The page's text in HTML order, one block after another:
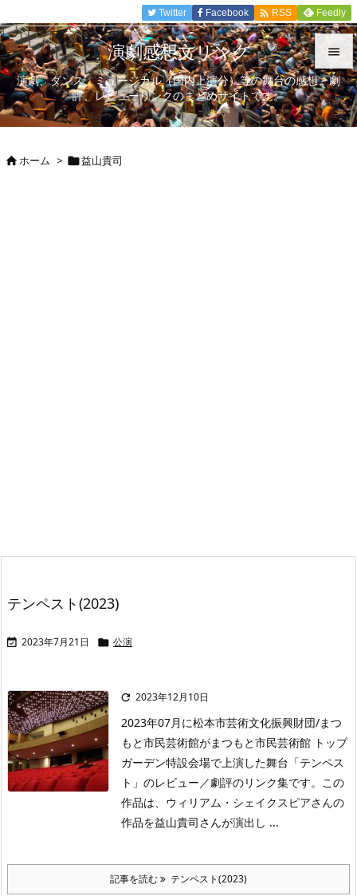


メニュ

Twitter Facebook  RSS Feedly
演劇感想文リンク
演劇、ダンス、ミュージカル（国内上演分）等の舞台の感想、劇
評、レビューリンクのまとめサイトです。
ホーム > 益山貴司
テンペスト(2023)
 2023年7月21日  公演
 2023年12月10日
2023年07月に松本市芸術文化振興財団/まつ
もと市民芸術館がまつもと市民芸術館 トップ
ガーデン特設会場で上演した舞台「テンペス
ト」のレビュー／劇評のリンク集です。この
作品は、ウィリアム・シェイクスピアさんの
作品を益山貴司さんが演出し ...
記事を読む テンペスト(2023)